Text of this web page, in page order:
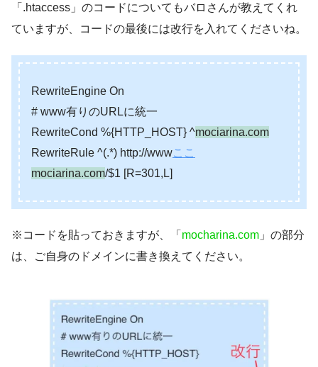
「.htaccess」のコードについてもバロさんが教えてくれ
ていますが、コードの最後には改行を入れてくださいね。
RewriteEngine On
# www有りのURLに統一
RewriteCond %{HTTP_HOST} ^mociarina.com
RewriteRule ^(.*) http://wwwここ
mociarina.com/$1 [R=301,L]
※コードを貼っておきますが、「 mocharina.com 」の部分
は、ご自身のドメインに書き換えてください。